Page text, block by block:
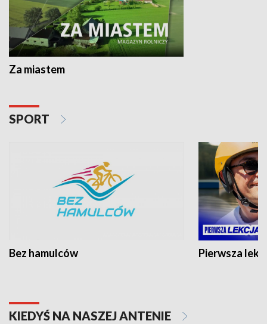
Za miastem
SPORT
Bez hamulców Pierwsza
KIEDYŚ NA NASZEJ ANTENIE